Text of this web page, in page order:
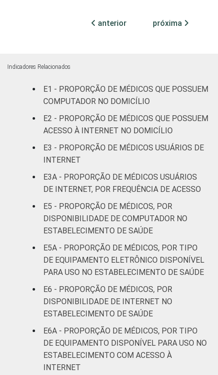
Não
classificado
FAIXA ETÁRIA Até 35 anos
36 a 50
51 anos ou
11
LOCALIZAÇÃO Capital 21
Interior 19
Base: 961.299 médicos com acesso a
Respostas estimuladas. Dados coletados
entre novembro de 2015 e junho de 2016.
"Não utiliza" refere-se aos profissionais que
declararam não utilizar a funcionalidade,
apesar de ela estar disponível.
"Não está disponível" refere-se aos
profissionais que declararam não haver
anterior próxima
Indicadores Relacionados
E1 - PROPORÇÃO DE MÉDICOS QUE POSSUEM
COMPUTADOR NO DOMICÍLIO
E2 - PROPORÇÃO DE MÉDICOS QUE POSSUEM
ACESSO À INTERNET NO DOMICÍLIO
E3 - PROPORÇÃO DE MÉDICOS USUÁRIOS DE
INTERNET
E3A - PROPORÇÃO DE MÉDICOS USUÁRIOS
DE INTERNET, POR FREQUÊNCIA DE ACESSO
E5 - PROPORÇÃO DE MÉDICOS, POR
DISPONIBILIDADE DE COMPUTADOR NO
ESTABELECIMENTO DE SAÚDE
E5A - PROPORÇÃO DE MÉDICOS, POR TIPO
DE EQUIPAMENTO ELETRÔNICO DISPONÍVEL
PARA USO NO ESTABELECIMENTO DE SAÚDE
E6 - PROPORÇÃO DE MÉDICOS, POR
DISPONIBILIDADE DE INTERNET NO
ESTABELECIMENTO DE SAÚDE
E6A - PROPORÇÃO DE MÉDICOS, POR TIPO
DE EQUIPAMENTO DISPONÍVEL PARA USO NO
ESTABELECIMENTO COM ACESSO À
INTERNET